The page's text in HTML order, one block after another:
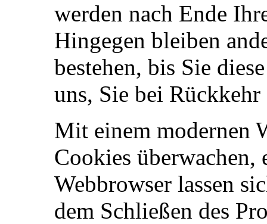
werden nach Ende
Hingegen bleiben
bestehen, bis Sie
uns, Sie bei
Mit einem modernen
Cookies überwachen,
Webbrowser lassen
dem Schließen des